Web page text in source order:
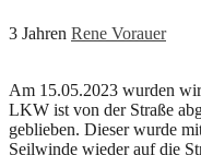
3 Jahren Rene Vorauer
Am 15.05.2023 wurden
LKW ist von der Straße
geblieben. Dieser wurde
Seilwinde wieder auf die